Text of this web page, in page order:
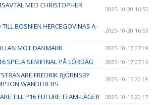
MED CHRISTOPHER
2025-10-20 16:55
TILL BOSNIEN HERCEGOVINAS A-
2025-10-20 16:53
MOT DANMARK 2025-10-17 07:19
SPELA SEMIFINAL PÅ LÖRDAG 2025-10-17 07:16
FREDRIK BJÖRNSBY
WANDERERS
2025-10-15 20:19
TILL P16 FUTURE TEAM-LÄGER 2025-10-15 20:17